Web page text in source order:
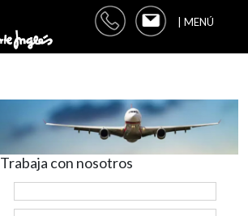
| MENÚ
Trabaja con nosotros